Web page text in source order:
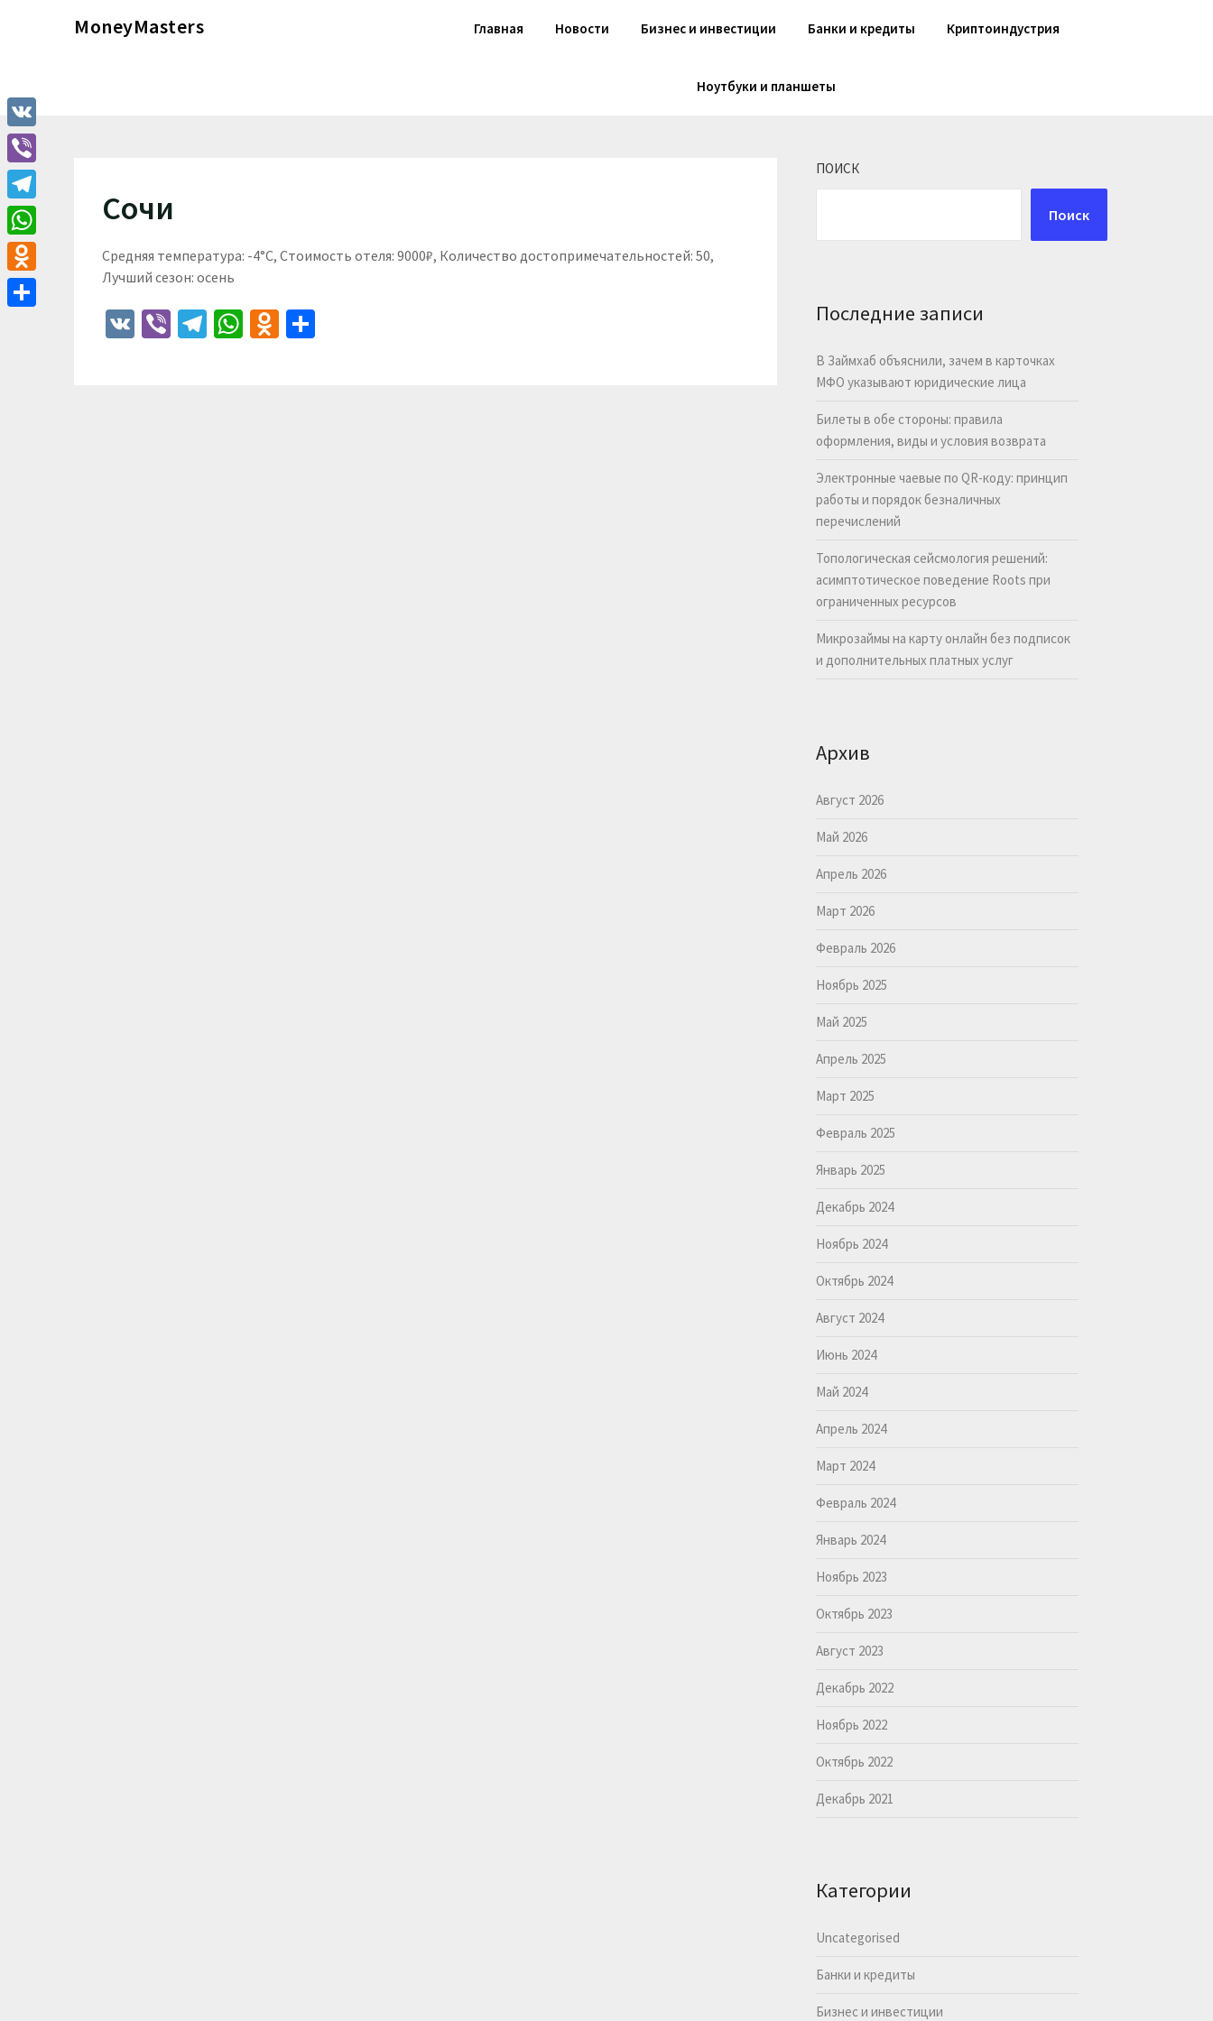
MoneyMasters Главная Новости Бизнес и инвестиции Банки и кредиты Криптоиндустрия
Ноутбуки и планшеты
Сочи
Средняя температура: -4°C, Стоимость отеля: 9000₽, Количество достопримечательностей: 50,
Лучший сезон: осень
VK ViberTelegram
WhatsApp
Odnoklassniki
ПОИСК
Поиск
Последние записи
В Займхаб объяснили, зачем в карточках
МФО указывают юридические лица
Билеты в обе стороны: правила
оформления, виды и условия возврата
Электронные чаевые по QR-коду: принцип
работы и порядок безналичных
перечислений
Топологическая сейсмология решений:
асимптотическое поведение Roots при
ограниченных ресурсов
Микрозаймы на карту онлайн без подписок
и дополнительных платных услуг
Архив
Август 2026
Май 2026
Апрель 2026
Март 2026
Февраль 2026
Ноябрь 2025
Май 2025
Апрель 2025
Март 2025
Февраль 2025
Январь 2025
Декабрь 2024
Ноябрь 2024
Октябрь 2024
Август 2024
Июнь 2024
Май 2024
Апрель 2024
Март 2024
Февраль 2024
Январь 2024
Ноябрь 2023
Октябрь 2023
Август 2023
Декабрь 2022
Ноябрь 2022
Октябрь 2022
Декабрь 2021
Категории
Uncategorised
Банки и кредиты
Бизнес и инвестиции
VK
Viber
Telegram
WhatsApp
Odnoklassniki